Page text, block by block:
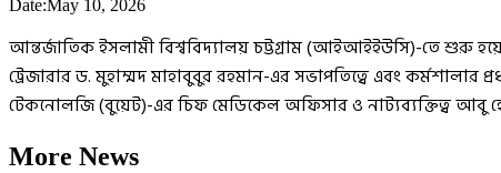
Date:May 10, 2026
আন্তর্জাতিক ইসলামী বিশ্ববিদ্যালয় চট্টগ্রাম (আইআইইউসি)-তে শুরু
ট্রেজারার ড. মুহাম্মদ মাহাবুবুর রহমান-এর সভাপতিত্বে এবং
টেকনোলজি (বুয়েট)-এর চিফ মেডিকেল অফিসার ও নাট্যব্যক্তিত্ব আবু
More News